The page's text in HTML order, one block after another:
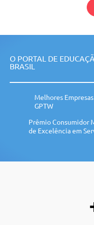
O PORTAL DE
BRASIL
Melhores
GPTW
Prêmio Consumidor
de Excelência em